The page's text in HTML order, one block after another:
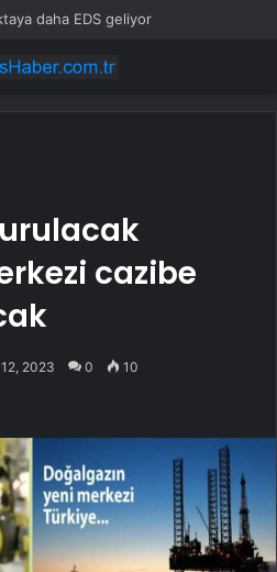
daha EDS geliyor
cazibe
2023 0 10